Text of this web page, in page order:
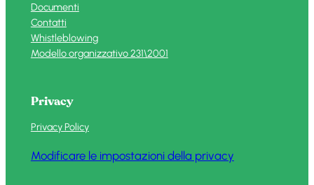
Documenti
Contatti
Whistleblowing
Modello organizzativo 231\2001
Privacy
Privacy Policy
Modificare le impostazioni della privacy